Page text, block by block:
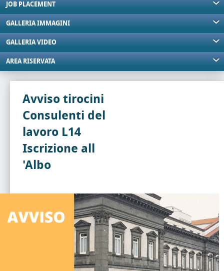
JOB PLACEMENT
GALLERIA IMMAGINI
GALLERIA VIDEO
AREA RISERVATA
Avviso tirocini
Consulenti del
lavoro L14
Iscrizione all
'Albo